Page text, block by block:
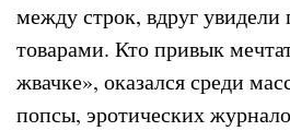
между строк, вдруг увидели
товарами. Кто привык
жвачке», оказался среди
попсы, эротических